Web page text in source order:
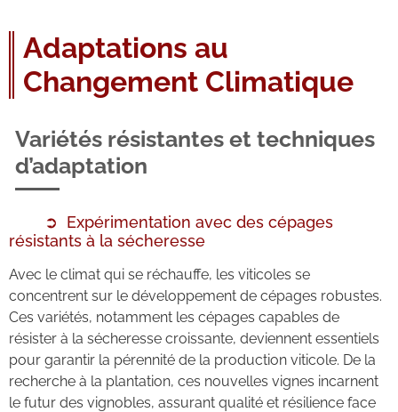
Adaptations au
Changement Climatique
Variétés résistantes et techniques
d’adaptation
Expérimentation avec des cépages
résistants à la sécheresse
Avec le climat qui se réchauffe, les viticoles se
concentrent sur le développement de cépages robustes.
Ces variétés, notamment les cépages capables de
résister à la sécheresse croissante, deviennent essentiels
pour garantir la pérennité de la production viticole. De la
recherche à la plantation, ces nouvelles vignes incarnent
le futur des vignobles, assurant qualité et résilience face